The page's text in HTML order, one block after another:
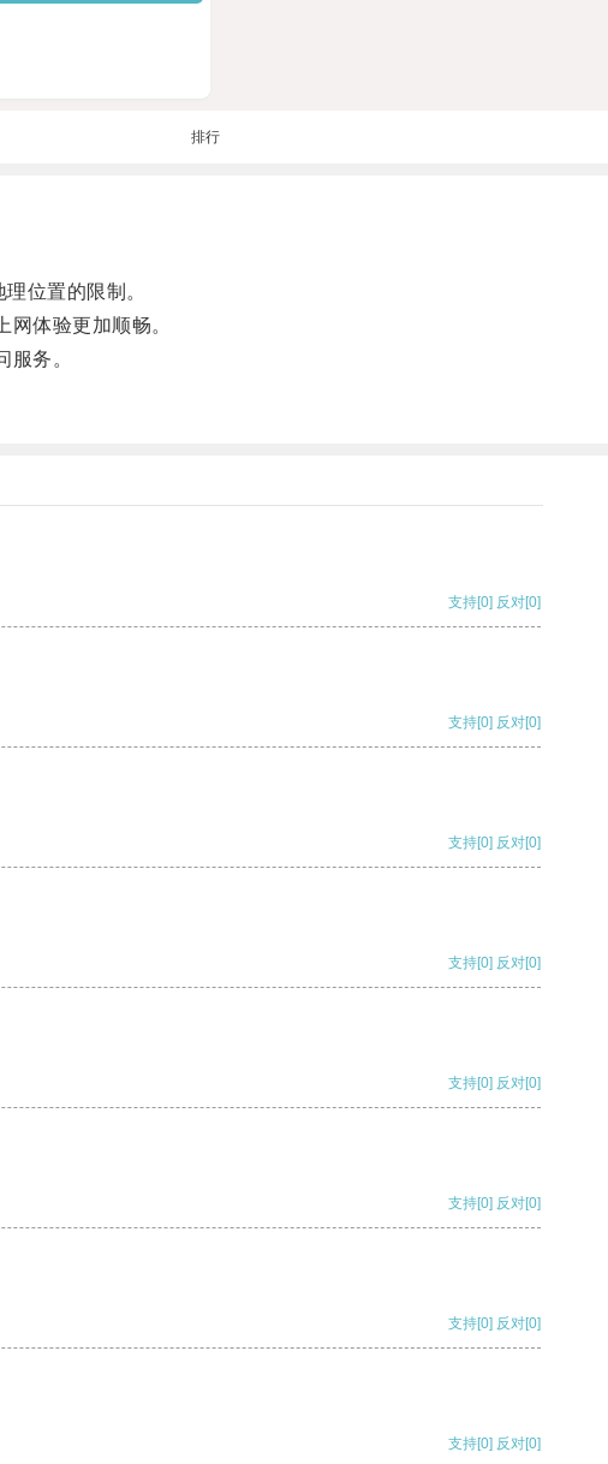
排行
位置的限制。
体验更加顺畅。
务。
支持[0] 反对[0]
支持[0] 反对[0]
支持[0] 反对[0]
支持[0] 反对[0]
支持[0] 反对[0]
支持[0] 反对[0]
支持[0] 反对[0]
支持[0] 反对[0]